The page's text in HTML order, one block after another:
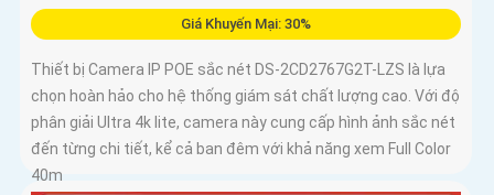
Giá Khuyến Mại: 30%
Thiết bị Camera IP POE sắc nét DS-2CD2767G2T-LZS là lựa
chọn hoàn hảo cho hệ thống giám sát chất lượng cao. Với độ
phân giải Ultra 4k lite, camera này cung cấp hình ảnh sắc nét
đến từng chi tiết, kể cả ban đêm với khả năng xem Full Color
40m